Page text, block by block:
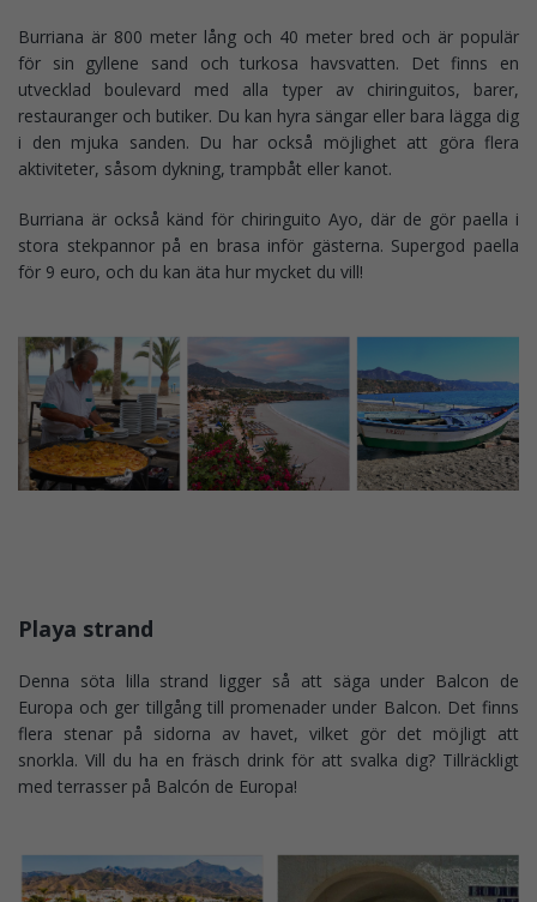
Burriana är 800 meter lång och 40 meter bred och är populär
för sin gyllene sand och turkosa havsvatten. Det finns en
utvecklad boulevard med alla typer av chiringuitos, barer,
restauranger och butiker. Du kan hyra sängar eller bara lägga dig
i den mjuka sanden. Du har också möjlighet att göra flera
aktiviteter, såsom dykning, trampbåt eller kanot.
Burriana är också känd för chiringuito Ayo, där de gör paella i
stora stekpannor på en brasa inför gästerna. Supergod paella
för 9 euro, och du kan äta hur mycket du vill!
Playa strand
Denna söta lilla strand ligger så att säga under Balcon de
Europa och ger tillgång till promenader under Balcon. Det finns
flera stenar på sidorna av havet, vilket gör det möjligt att
snorkla. Vill du ha en fräsch drink för att svalka dig? Tillräckligt
med terrasser på Balcón de Europa!